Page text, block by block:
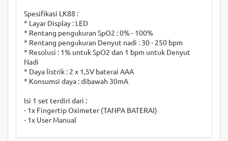
Spesifikasi LK88 :
* Layar Display : LED
* Rentang pengukuran SpO2 : 0% - 100%
* Rentang pengukuran Denyut nadi : 30 - 250 bpm
* Resolusi : 1% untuk SpO2 dan 1 bpm untuk Denyut
Nadi
* Daya listrik : 2 x 1,5V baterai AAA
* Konsumsi daya : dibawah 30mA
Isi 1 set terdiri dari :
- 1x Fingertip Oximeter (TANPA BATERAI)
- 1x User Manual